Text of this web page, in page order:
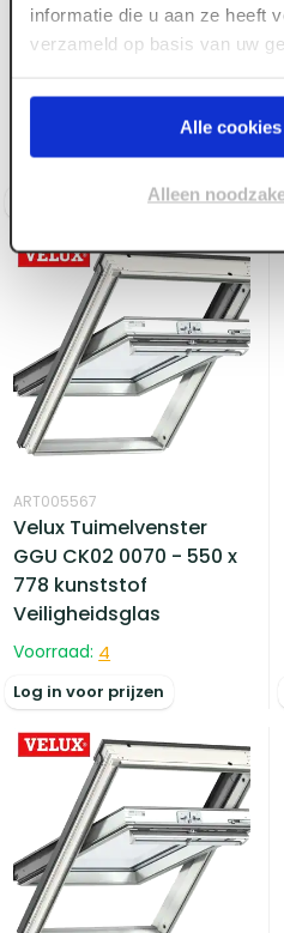
informatie die u aan ze heeft
verzameld op basis van uw
Alle
Alleen
ART005566
Velux Tuimelvenster,
veiligheidsglas GGU
Voorraad: 3
Log in voor prijzen
ART005567
Velux Tuimelvenster
GGU CK02 0070 - 550 x
778 kunststof
Veiligheidsglas
Voorraad: 4
Log in voor prijzen